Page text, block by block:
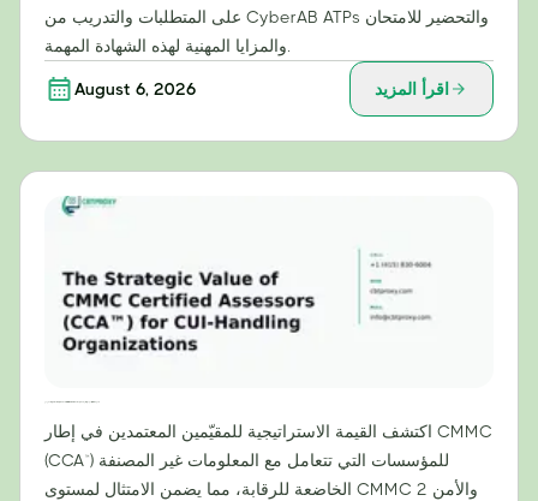
على المتطلبات والتدريب من CyberAB ATPs والتحضير للامتحان
August 6, 2026 اقرأ المزيد
اكتشف القيمة الاستراتيجية للمقيّمين المعتمدين في إطار CMMC
(CCA™) للمؤسسات التي تتعامل مع المعلومات غير المصنفة
الخاضعة للرقابة، مما يضمن الامتثال لمستوى CMMC 2 والأمن